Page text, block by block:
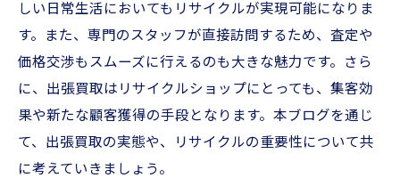
しい日常生活においてもリサイクルが実現可能になりま
す。また、専門のスタッフが直接訪問するため、査定や
価格交渉もスムーズに行えるのも大きな魅力です。さら
に、出張買取はリサイクルショップにとっても、集客効
果や新たな顧客獲得の手段となります。本ブログを通じ
て、出張買取の実態や、リサイクルの重要性について共
に考えていきましょう。